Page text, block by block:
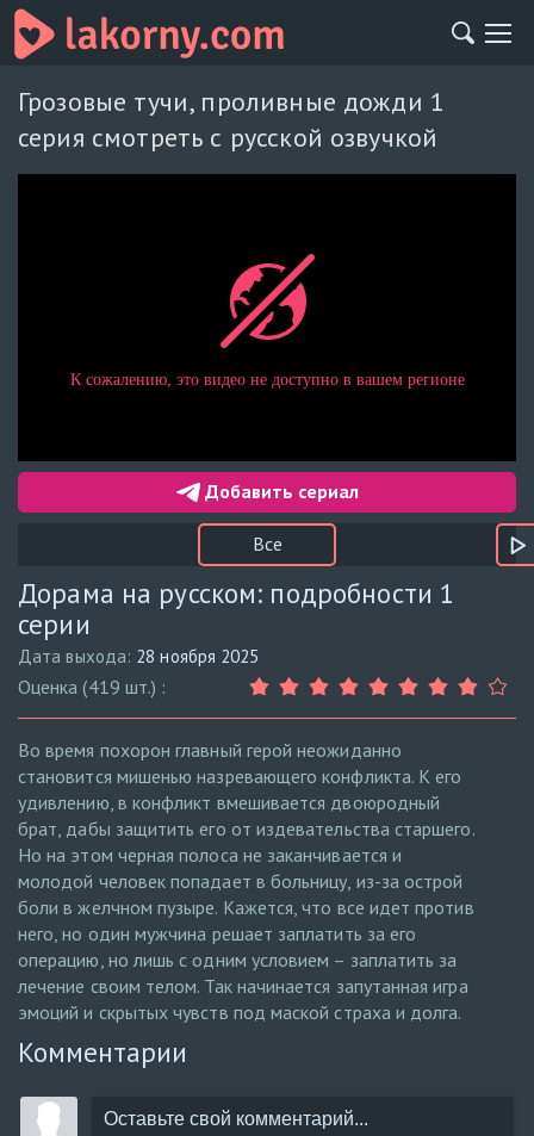
Грозовые тучи, проливные дожди 1
серия смотреть с русской озвучкой
Добавить сериал
Все
Дорама на русском: подробности 1
серии
Дата выхода: 28 ноября 2025
Оценка (419 шт.) :
Во время похорон главный герой неожиданно
становится мишенью назревающего конфликта. К его
удивлению, в конфликт вмешивается двоюродный
брат, дабы защитить его от издевательства старшего.
Но на этом черная полоса не заканчивается и
молодой человек попадает в больницу, из-за острой
боли в желчном пузыре. Кажется, что все идет против
него, но один мужчина решает заплатить за его
операцию, но лишь с одним условием – заплатить за
лечение своим телом. Так начинается запутанная игра
эмоций и скрытых чувств под маской страха и долга.
Комментарии